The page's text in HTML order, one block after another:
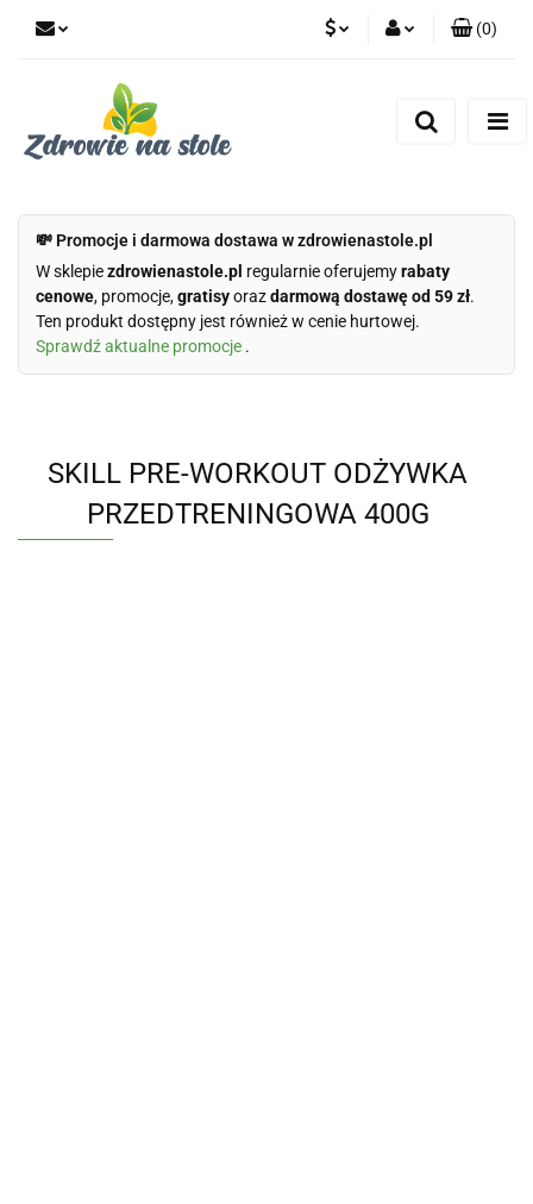
(0)
💸 Promocje i darmowa dostawa w zdrowienastole.pl
W sklepiezdrowienastole.pl regularnie oferujemyrabaty
cenowe, promocje,gratisyorazdarmową dostawę od 59 zł.
Ten produkt dostępny jest również w cenie hurtowej.
Sprawdź aktualne promocje .
SKILL PRE-WORKOUT ODŻYWKA
PRZEDTRENINGOWA 400G